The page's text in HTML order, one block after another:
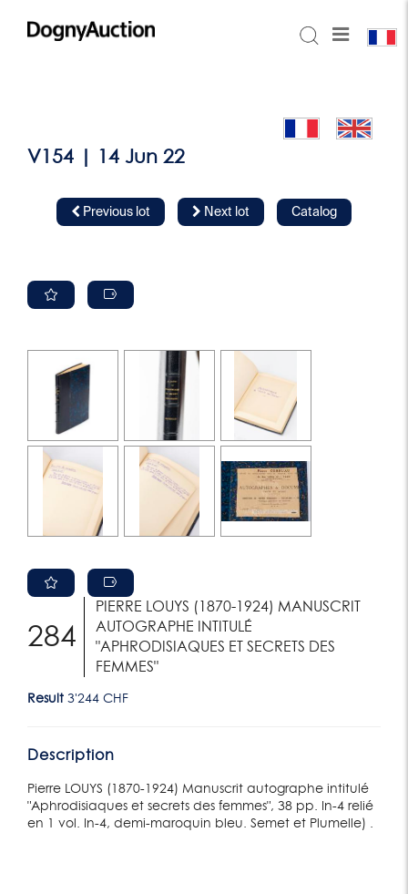
V154 | 14 Jun 22
Previous lot Next lot Catalog
284
PIERRE LOUYS (1870-1924) MANUSCRIT
AUTOGRAPHE INTITULÉ
"APHRODISIAQUES ET SECRETS DES
FEMMES"
Result 3'244 CHF
Description
Pierre LOUYS (1870-1924) Manuscrit autographe intitulé
"Aphrodisiaques et secrets des femmes", 38 pp. In-4 relié
en 1 vol. In-4, demi-maroquin bleu. Semet et Plumelle) .